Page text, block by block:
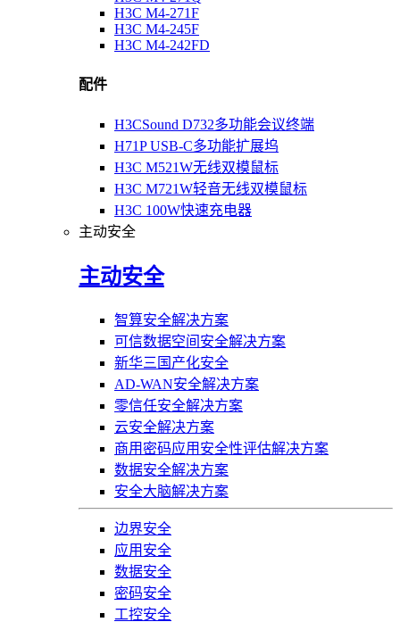
H3C M4-271F
H3C M4-245F
H3C M4-242FD
配件
H3CSound D732多功能会议终端
H71P USB-C多功能扩展坞
H3C M521W无线双模鼠标
H3C M721W轻音无线双模鼠标
H3C 100W快速充电器
主动安全
主动安全
智算安全解决方案
可信数据空间安全解决方案
新华三国产化安全
AD-WAN安全解决方案
零信任安全解决方案
云安全解决方案
商用密码应用安全性评估解决方案
数据安全解决方案
安全大脑解决方案
边界安全
应用安全
数据安全
密码安全
工控安全